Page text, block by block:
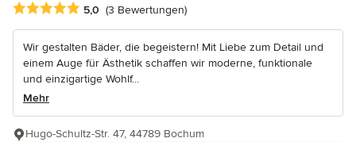
Durchschnittliche Bewertung: 5 von 5 Sternen
5,0 (3 Bewertungen)
Wir gestalten Bäder, die begeistern! Mit Liebe zum Detail und
einem Auge für Ästhetik schaffen wir moderne, funktionale
und einzigartige Wohlf...
Mehr
Hugo-Schultz-Str. 47, 44789 Bochum